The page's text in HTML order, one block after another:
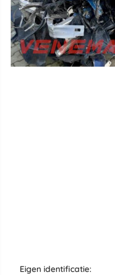
eigen identificatie: